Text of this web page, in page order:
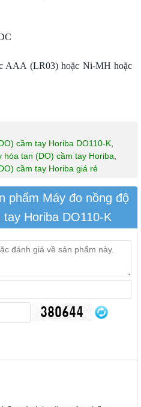
AAA (LR03) hoặc Ni-MH hoặc
cầm tay Horiba DO110-K,
hòa tan (DO) cầm tay Horiba,
cầm tay Horiba giá rẻ
phẩm Máy đo nồng độ
Horiba DO110-K